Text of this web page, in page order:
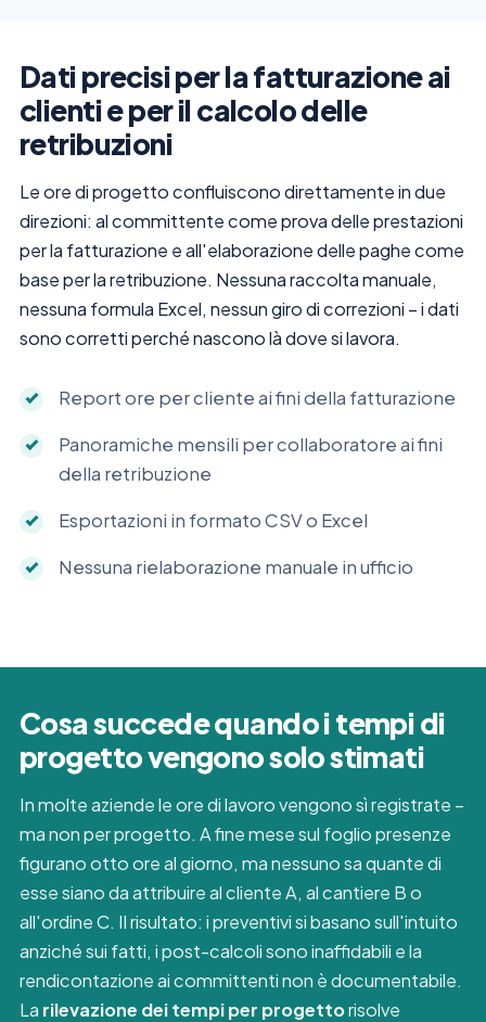
Dati precisi per la fatturazione ai
clienti e per il calcolo delle
retribuzioni
Le ore di progetto confluiscono direttamente in due
direzioni: al committente come prova delle prestazioni
per la fatturazione e all'elaborazione delle paghe come
base per la retribuzione. Nessuna raccolta manuale,
nessuna formula Excel, nessun giro di correzioni – i dati
sono corretti perché nascono là dove si lavora.
Report ore per cliente ai fini della fatturazione
Panoramiche mensili per collaboratore ai fini
della retribuzione
Esportazioni in formato CSV o Excel
Nessuna rielaborazione manuale in ufficio
Cosa succede quando i tempi di
progetto vengono solo stimati
In molte aziende le ore di lavoro vengono sì registrate –
ma non per progetto. A fine mese sul foglio presenze
figurano otto ore al giorno, ma nessuno sa quante di
esse siano da attribuire al cliente A, al cantiere B o
all'ordine C. Il risultato: i preventivi si basano sull'intuito
anziché sui fatti, i post-calcoli sono inaffidabili e la
rendicontazione ai committenti non è documentabile.
La rilevazione dei tempi per progettorisolve